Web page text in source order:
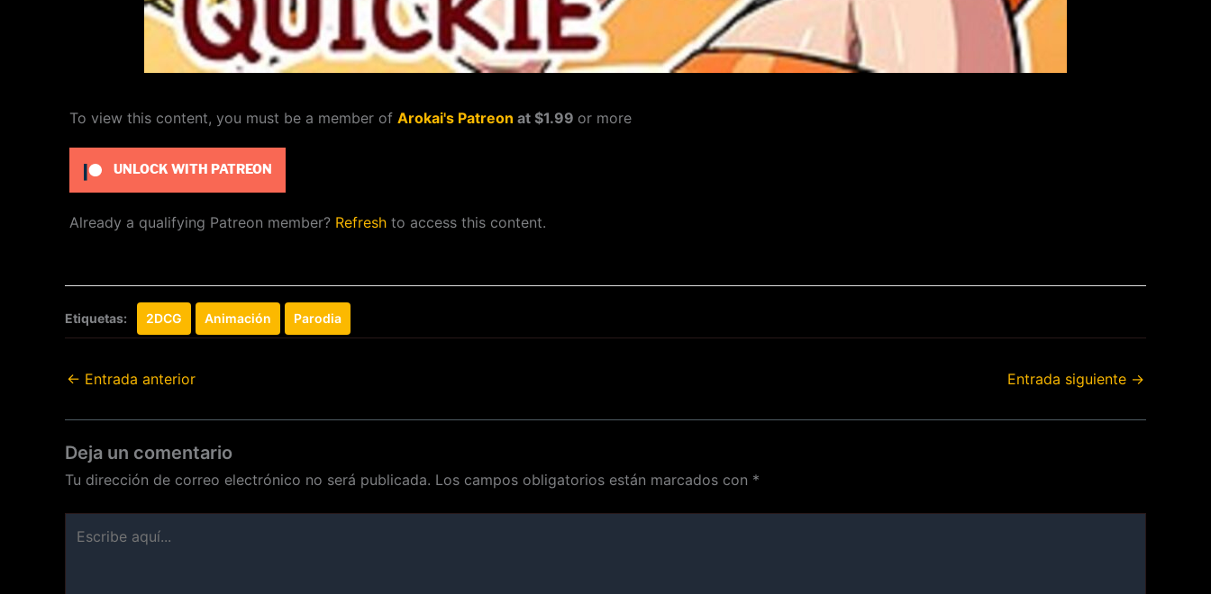
To view this content, you must be a member of Arokai's Patreon at $1.99 or more
UNLOCK WITH PATREON
Already a qualifying Patreon member? Refresh to access this content.
Etiquetas: 2DCG Animación Parodia
← Entrada anterior Entrada siguiente →
Deja un comentario
Tu dirección de correo electrónico no será publicada. Los campos obligatorios están marcados con *
aquí...